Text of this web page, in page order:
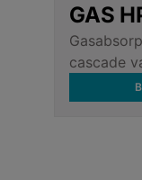
GAS
cascade